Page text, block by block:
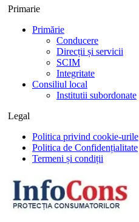
Primarie
Primărie
Conducere
Direcții și servicii
SCIM
Integritate
Consiliul local
Institutii subordonate
Legal
Politica privind cookie-urile
Politica de Confidențialitate
Termeni și condiții